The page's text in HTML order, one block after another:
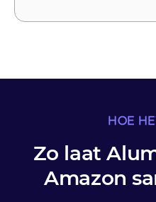
HOE
Zo laat
Amazon